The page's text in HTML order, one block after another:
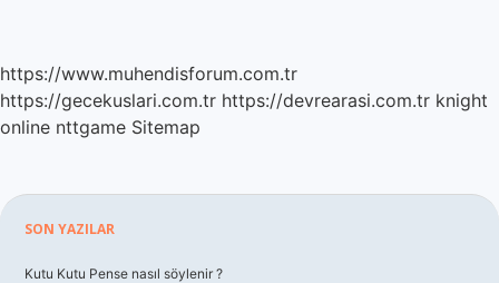
https://www.muhendisforum.com.tr
https://gecekuslari.com.tr https://devrearasi.com.tr knight
online nttgame Sitemap
Sidebar
SON YAZILAR
Kutu Kutu Pense nasıl söylenir ?